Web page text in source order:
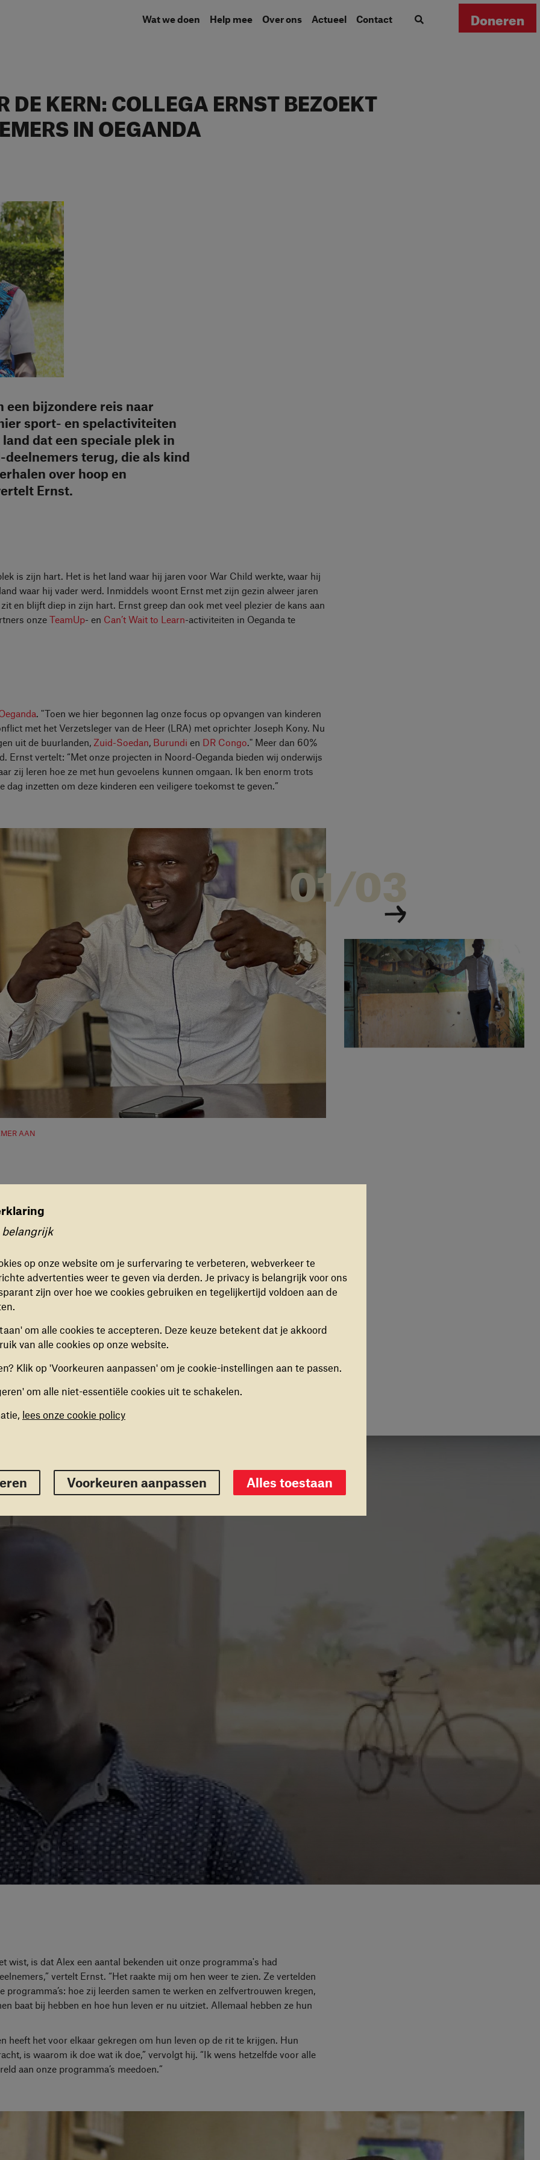
Wat we doen
Help mee Over ons Actueel Contact Doneren
DE KERN: COLLEGA ERNST BEZOEKT
IN OEGANDA
een bijzondere reis naar
sport- en spelactiviteiten
dat een speciale plek in
terug, die als kind
over hoop en
Ernst.
is zijn hart. Het is het land waar hij jaren voor War Child werkte, waar hij
waar hij vader werd. Inmiddels woont Ernst met zijn gezin alweer jaren
en blijft diep in zijn hart. Ernst greep dan ook met veel plezier de kans aan
onze TeamUp- en Can’t Wait to Learn-activiteiten in Oeganda te
. "Toen we hier begonnen lag onze focus op opvangen van kinderen
met het Verzetsleger van de Heer (LRA) met oprichter Joseph Kony. Nu
uit de buurlanden, Zuid-Soedan, Burundi en DR Congo." Meer dan 60%
Ernst vertelt: “Met onze projecten in Noord-Oeganda bieden wij onderwijs
zij leren hoe ze met hun gevoelens kunnen omgaan. Ik ben enorm trots
dag inzetten om deze kinderen een veiligere toekomst te geven.”
AAN
01/03
Ernst: “Ik wist dat Alex er zou zijn. Alex is een oud-deelnemer – als
programma’s. Ik heb jaren geleden persoonlijk met hem gewerkt.” Als
Verzetsleger van de Heer. Hij ontsnapte en kwam terecht in het
met War Child activiteiten organiseerde. “Bij ons kreeg Alex bescherming
Hij volgde onze ICT-programma’s en een jaar lang leerde hij alles over
ICT-centrum in Barr, Noord-Oeganda.
rit gekregen. Hun verhalen over hoop en
wist, is dat Alex een aantal bekenden uit onze programma's had
vertelt Ernst. “Het raakte mij om hen weer te zien. Ze vertelden
programma’s: hoe zij leerden samen te werken en zelfvertrouwen kregen,
baat bij hebben en hoe hun leven er nu uitziet. Allemaal hebben ze hun
heeft het voor elkaar gekregen om hun leven op de rit te krijgen. Hun
is waarom ik doe wat ik doe,” vervolgt hij. “Ik wens hetzelfde voor alle
aan onze programma’s meedoen.”
COOKIES
cookies kunnen niet uitgezet worden.
COOKIES
door (anoniem) gegevens te verzamelen, om zo
door te voeren. Deze cookies kun je in- of
COOKIES
stellen ons in staat om een op maat gemaakte inhoud
op basis van surfgedrag binnen de website. Deze
Voorkeuren opslaan Alles toestaan
belangrijk
op onze website om je surfervaring te verbeteren, webverkeer te
advertenties weer te geven via derden. Je privacy is belangrijk voor ons
zijn over hoe we cookies gebruiken en tegelijkertijd voldoen aan de
om alle cookies te accepteren. Deze keuze betekent dat je akkoord
van alle cookies op onze website.
Klik op 'Voorkeuren aanpassen' om je cookie-instellingen aan te passen.
om alle niet-essentiële cookies uit te schakelen.
lees onze cookie policy
Voorkeuren aanpassen Alles toestaan